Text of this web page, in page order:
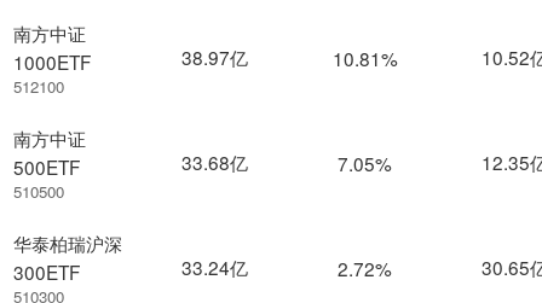
南方中证
1000ETF
512100
南方中证
500ETF
510500
华泰柏瑞沪深
300ETF
510300
38.97亿 10.81% 10.52
33.68亿 7.05% 12.35
33.24亿 2.72% 30.65